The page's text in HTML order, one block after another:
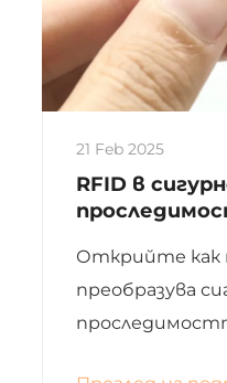
21 Feb 2025
RFID в
Системни
Открийте как
преобразува